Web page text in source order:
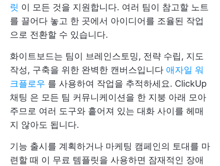
릿 이 모든 것을 지원합니다. 여러 팀이 참고할 노트
를 끌어다 놓고 한 곳에서 아이디어를 조율된 작업
으로 전환할 수 있습니다.
화이트보드는 팀이 브레인스토밍, 전략 수립, 지도
작성, 구축을 위한 완벽한 캔버스입니다 애자일 워
크플로우 를 사용하여 작업을 추적하세요. ClickUp
채팅 은 모든 팀 커뮤니케이션을 한 지붕 아래 모아
주므로 여러 도구와 흩어져 있는 대화 사이를 헤매
지 않아도 됩니다.
기능 출시를 계획하거나 마케팅 캠페인의 토대를 마
련할 때 이 무료 템플릿을 사용하면 잠재적인 장애